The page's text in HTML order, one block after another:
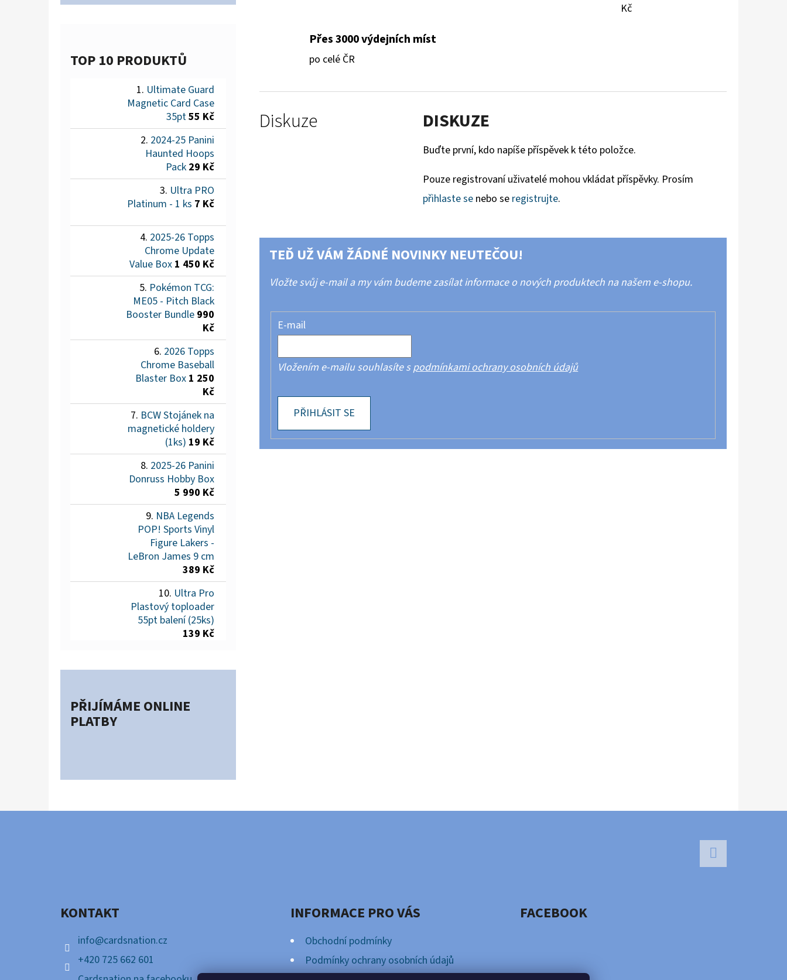
TOP 10 PRODUKTŮ
Ultimate Guard
Magnetic Card Case
35pt55 Kč
2024-25 Panini
Haunted Hoops
Pack 29 Kč
Ultra PRO
Platinum - 1 ks 7 Kč
2025-26 Topps
Chrome Update
Value Box 1 450 Kč
Pokémon TCG:
ME05 - Pitch Black
Booster Bundle 990
Kč
2026 Topps
Chrome Baseball
Blaster Box 1 250
Kč
BCW Stojánek na
magnetické holdery
(1ks) 19 Kč
2025-26 Panini
Donruss Hobby Box
5 990 Kč
NBA Legends
POP! Sports Vinyl
Figure Lakers -
LeBron James 9 cm
389 Kč
Ultra Pro
Plastový toploader
55pt balení (25ks)
139 Kč
PŘIJÍMÁME ONLINE
PLATBY
Kč
Přes 3000 výdejních míst
po celé ČR
Diskuze DISKUZE
Buďte první, kdo napíše příspěvek k této položce.
Pouze registrovaní uživatelé mohou vkládat příspěvky. Prosím
přihlaste se nebo se registrujte.
TEĎ UŽ VÁM ŽÁDNÉ NOVINKY NEUTEČOU!
Vložte svůj e-mail a my vám budeme zasílat informace o nových produktech na našem e-shopu.
E-mail
Vložením e-mailu souhlasíte spodmínkami ochrany osobních údajů
PŘIHLÁSIT SE
KONTAKT
info@cardsnation.cz
+420 725 662 601
INFORMACE PRO VÁS
Obchodní podmínky
Podmínky ochrany osobních údajů
FACEBOOK